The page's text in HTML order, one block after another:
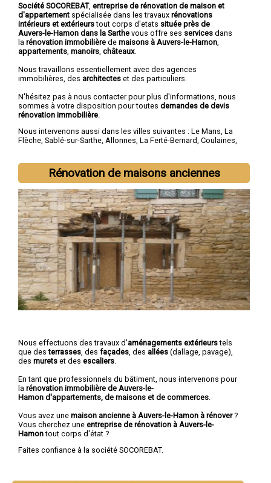
Société SOCOREBAT, entreprise de rénovation de maison et
d'appartement spécialisée dans les travaux rénovations
intérieurs et extérieurstout corps d'etats située près de
Auvers-le-Hamon dans la Sarthe vous offre ses services dans
la rénovation immobilière de maisons à Auvers-le-Hamon
appartements manoirs châteaux.
Nous travaillons essentiellement avec des agences
immobilières, des architectes et des particuliers.
N'hésitez pas à nous contacter pour plus d'informations, nous
sommes à votre disposition pour toutes demandes de devis
rénovation immobilière
Nous intervenons aussi dans les villes suivantes : Le Mans, La
Flèche, Sablé-sur-Sarthe, Allonnes, La Ferté-Bernard, Coulaines,
Rénovation de maisons anciennes
Nous effectuons des travaux d'aménagements extérieurstels
que desterrasses , des façades , des allées (dallage, pavage),
des murets et des escaliers
En tant que professionnels du bâtiment, nous intervenons pour
la rénovation immobilière de Auvers-le-
Hamon d'appartements, de maisons et de commerces
Vous avez une maison ancienne à Auvers-le-Hamon à rénover?
Vous cherchez une entreprise de rénovation à Auvers-le-
Hamontout corps d'état ?
Faites confiance à la société SOCOREBAT.